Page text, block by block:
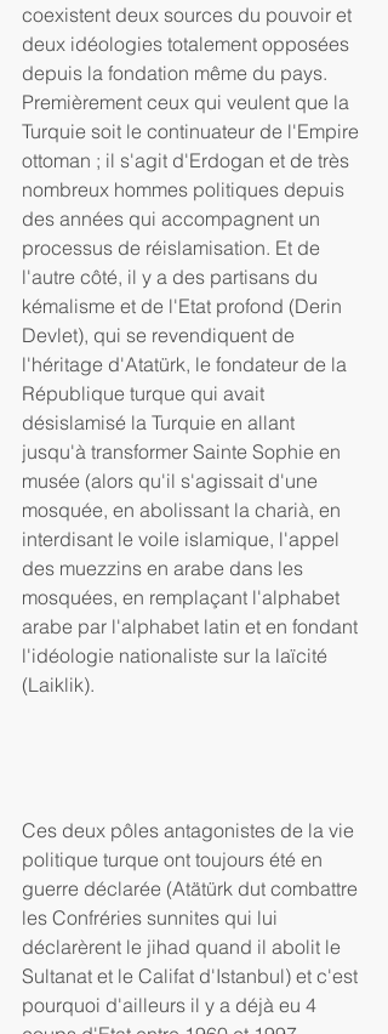
coexistent deux sources du pouvoir et
deux idéologies totalement opposées
depuis la fondation même du pays.
Premièrement ceux qui veulent que la
Turquie soit le continuateur de l'Empire
ottoman ; il s'agit d'Erdogan et de très
nombreux hommes politiques depuis
des années qui accompagnent un
processus de réislamisation. Et de
l'autre côté, il y a des partisans du
kémalisme et de l'Etat profond (Derin
Devlet), qui se revendiquent de
l'héritage d'Atatürk, le fondateur de la
République turque qui avait
désislamisé la Turquie en allant
jusqu'à transformer Sainte Sophie en
musée (alors qu'il s'agissait d'une
mosquée, en abolissant la charià, en
interdisant le voile islamique, l'appel
des muezzins en arabe dans les
mosquées, en remplaçant l'alphabet
arabe par l'alphabet latin et en fondant
l'idéologie nationaliste sur la laïcité
(Laiklik).
Ces deux pôles antagonistes de la vie
politique turque ont toujours été en
guerre déclarée (Atätürk dut combattre
les Confréries sunnites qui lui
déclarèrent le jihad quand il abolit le
Sultanat et le Califat d'Istanbul) et c'est
pourquoi d'ailleurs il y a déjà eu 4